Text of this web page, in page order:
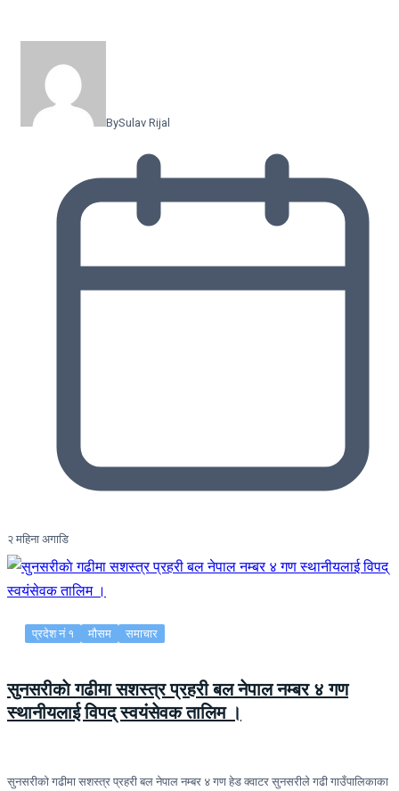
BySulav Rijal
२ महिना अगाडि
प्रदेश नं १ मौसम समाचार
सुनसरीकाे गढीमा सशस्त्र प्रहरी बल नेपाल नम्बर ४ गण
स्थानीयलाई विपद् स्वयंसेवक तालिम ।
सुनसरीकाे गढीमा सशस्त्र प्रहरी बल नेपाल नम्बर ४ गण हेड क्वाटर सुनसरीले गढी गाउँपालिकाका